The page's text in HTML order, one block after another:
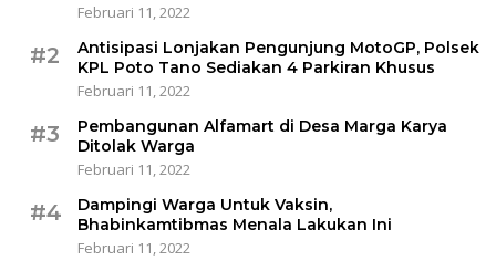
Februari 11, 2022
#2
Antisipasi Lonjakan Pengunjung MotoGP, Polsek
KPL Poto Tano Sediakan 4 Parkiran Khusus
Februari 11, 2022
#3
Pembangunan Alfamart di Desa Marga Karya
Ditolak Warga
Februari 11, 2022
#4
Dampingi Warga Untuk Vaksin,
Bhabinkamtibmas Menala Lakukan Ini
Februari 11, 2022